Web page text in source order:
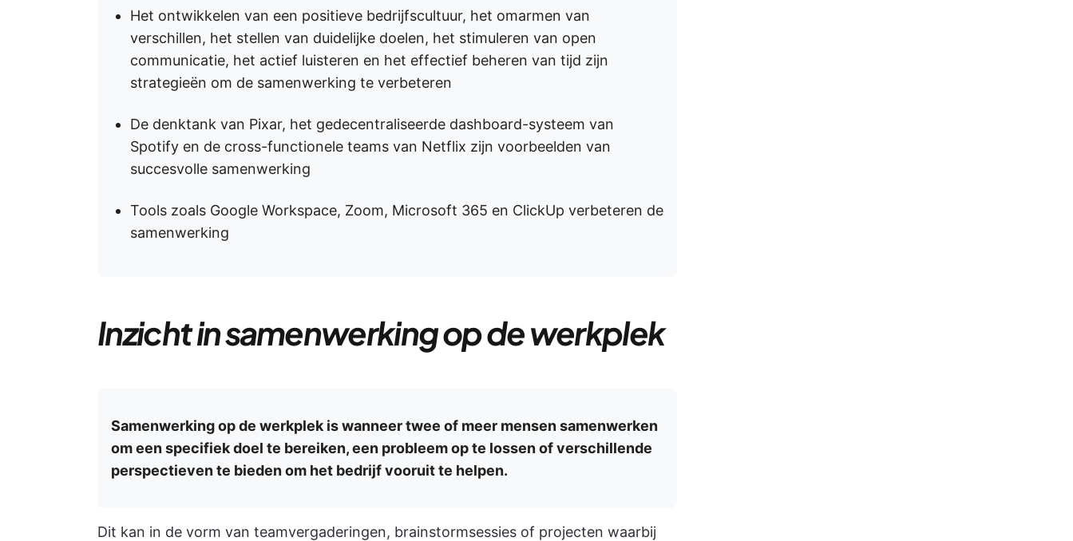
Het ontwikkelen van een positieve bedrijfscultuur, het omarmen van
verschillen, het stellen van duidelijke doelen, het stimuleren van open
communicatie, het actief luisteren en het effectief beheren van tijd zijn
strategieën om de samenwerking te verbeteren
De denktank van Pixar, het gedecentraliseerde dashboard-systeem van
Spotify en de cross-functionele teams van Netflix zijn voorbeelden van
succesvolle samenwerking
Tools zoals Google Workspace, Zoom, Microsoft 365 en ClickUp verbeteren de
samenwerking
Inzicht in samenwerking op de werkplek
Samenwerking op de werkplek is wanneer twee of meer mensen samenwerken
om een specifiek doel te bereiken, een probleem op te lossen of verschillende
perspectieven te bieden om het bedrijf vooruit te helpen.
Dit kan in de vorm van teamvergaderingen, brainstormsessies of projecten waarbij